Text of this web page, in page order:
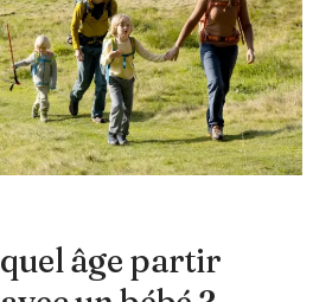
âge partir